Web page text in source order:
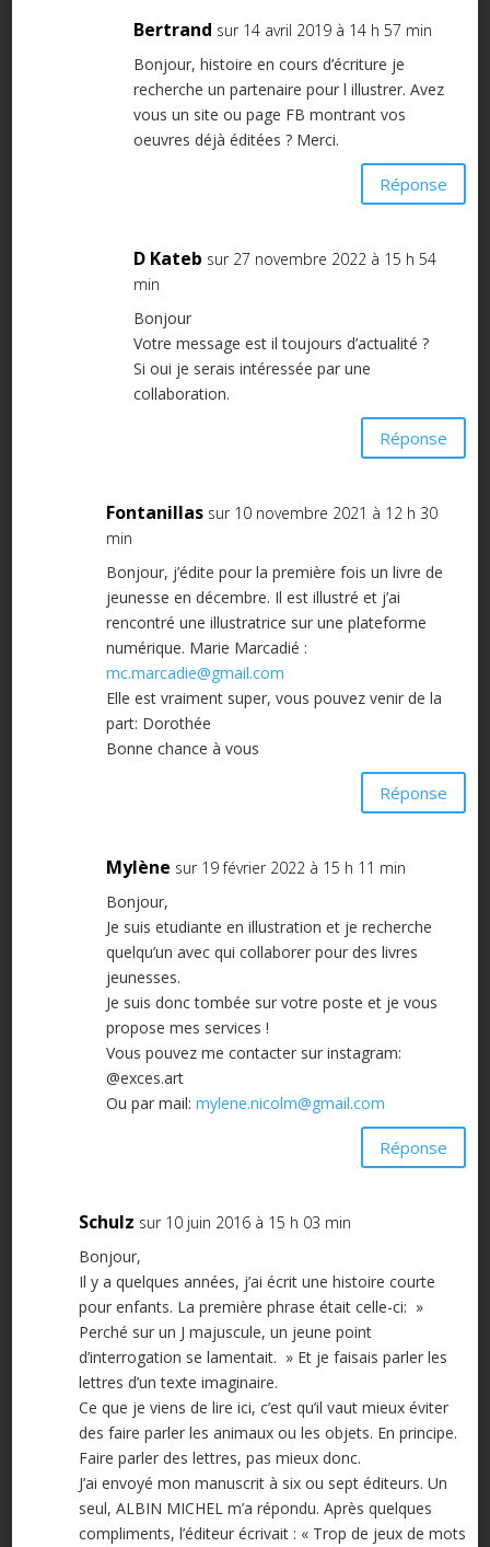
Bertrand sur 14 avril 2019 à 14 h 57 min
Bonjour, histoire en cours d’écriture je
recherche un partenaire pour l illustrer. Avez
vous un site ou page FB montrant vos
oeuvres déjà éditées ? Merci.
Réponse
D Kateb sur 27 novembre 2022 à 15 h 54
min
Bonjour
Votre message est il toujours d’actualité ?
Si oui je serais intéressée par une
collaboration.
Réponse
Fontanillas sur 10 novembre 2021 à 12 h 30
min
Bonjour, j’édite pour la première fois un livre de
jeunesse en décembre. Il est illustré et j’ai
rencontré une illustratrice sur une plateforme
numérique. Marie Marcadié :
mc.marcadie@gmail.com
Elle est vraiment super, vous pouvez venir de la
part: Dorothée
Bonne chance à vous
Réponse
Mylène sur 19 février 2022 à 15 h 11 min
Bonjour,
Je suis etudiante en illustration et je recherche
quelqu’un avec qui collaborer pour des livres
jeunesses.
Je suis donc tombée sur votre poste et je vous
propose mes services !
Vous pouvez me contacter sur instagram:
@exces.art
Ou par mail: mylene.nicolm@gmail.com
Réponse
Schulz sur 10 juin 2016 à 15 h 03 min
Bonjour,
Il y a quelques années, j’ai écrit une histoire courte
pour enfants. La première phrase était celle-ci: »
Perché sur un J majuscule, un jeune point
d’interrogation se lamentait. » Et je faisais parler les
lettres d’un texte imaginaire.
Ce que je viens de lire ici, c’est qu’il vaut mieux éviter
des faire parler les animaux ou les objets. En principe.
Faire parler des lettres, pas mieux donc.
J’ai envoyé mon manuscrit à six ou sept éditeurs. Un
seul, ALBIN MICHEL m’a répondu. Après quelques
compliments, l’éditeur écrivait : « Trop de jeux de mots